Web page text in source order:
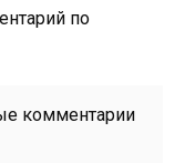
по
комментарии